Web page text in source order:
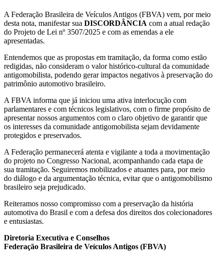
A Federação Brasileira de Veículos Antigos (FBVA) vem, por meio
desta nota, manifestar sua DISCORDÂNCIA com a atual redação
do Projeto de Lei nº 3507/2025 e com as emendas a ele
apresentadas.
Entendemos que as propostas em tramitação, da forma como estão
redigidas, não consideram o valor histórico-cultural da comunidade
antigomobilista, podendo gerar impactos negativos à preservação do
patrimônio automotivo brasileiro.
A FBVA informa que já iniciou uma ativa interlocução com
parlamentares e com técnicos legislativos, com o firme propósito de
apresentar nossos argumentos com o claro objetivo de garantir que
os interesses da comunidade antigomobilista sejam devidamente
protegidos e preservados.
A Federação permanecerá atenta e vigilante a toda a movimentação
do projeto no Congresso Nacional, acompanhando cada etapa de
sua tramitação. Seguiremos mobilizados e atuantes para, por meio
do diálogo e da argumentação técnica, evitar que o antigomobilismo
brasileiro seja prejudicado.
Reiteramos nosso compromisso com a preservação da história
automotiva do Brasil e com a defesa dos direitos dos colecionadores
e entusiastas.
Diretoria Executiva e Conselhos
Federação Brasileira de Veículos Antigos (FBVA)